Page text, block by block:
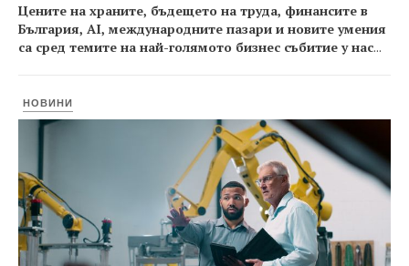
Цените на храните, бъдещето на труда, финансите в
България, AI, международните пазари и новите умения
са сред темите на най-голямото бизнес събитие у нас...
НОВИНИ